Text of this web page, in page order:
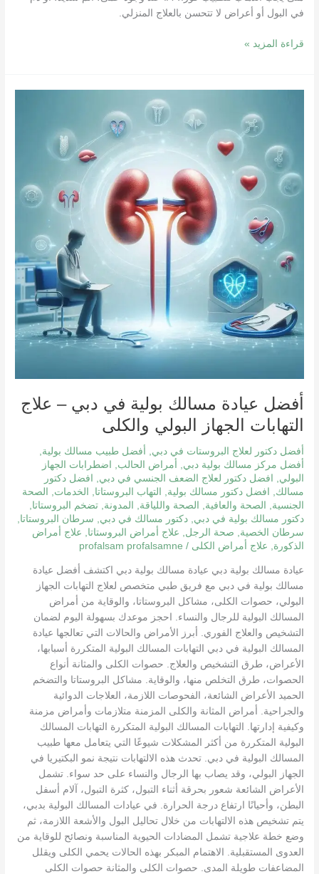
في البول أو أعراض لا تتحسن بالعلاج المنزلي.
قراءة المزيد »
أفضل عيادة مسالك بولية في دبي – علاج
التهابات الجهاز البولي والكلى
أفضل دكتور لعلاج البروستات في دبي, أفضل طبيب مسالك بولية,
أفضل مركز مسالك بولية دبي, أمراض الحالب,
اضطرابات الجهاز
البولي, افضل دكتور لعلاج الضعف الجنسي في دبي,
افضل دكتور
مسالك, افضل دكتور مسالك بولية, التهاب البروستاتا, الخدمات,
الصحة
الجنسية, الصحة والعافية, الصحة واللياقة, المدونة,تضخم البروستاتا,
دكتور مسالك بولية في دبي,دكتور مسالك في دبي, سرطان البروستاتا,
سرطان الخصية, صحة الرجل, علاج أمراض البروستاتا, علاج أمراض
الذكورة, علاج أمراض الكلى /
profalsam profalsamne
عيادة مسالك بولية دبي عيادة مسالك بولية دبي اكتشف أفضل عيادة
مسالك بولية في دبي مع فريق طبي متخصص لعلاج التهابات الجهاز
البولي، حصوات الكلى، مشاكل البروستاتا، والوقاية من أمراض
المسالك البولية للرجال والنساء. احجز موعدك بسهولة اليوم لضمان
التشخيص والعلاج الفوري. أبرز الأمراض والحالات التي تعالجها عيادة
المسالك البولية في دبي التهابات المسالك البولية المتكررة أسبابها،
الأعراض، طرق التشخيص والعلاج. حصوات الكلى والمثانة أنواع
الحصوات، طرق التخلص منها، والوقاية. مشاكل البروستاتا والتضخم
الحميد الأعراض الشائعة، الفحوصات اللازمة، العلاجات الدوائية
والجراحية. أمراض المثانة والكلى المزمنة متلازمات وأمراض مزمنة
وكيفية إدارتها. التهابات المسالك البولية المتكررة التهابات المسالك
البولية المتكررة من أكثر المشكلات شيوعًا التي يتعامل معها طبيب
المسالك البولية في دبي. تحدث هذه الالتهابات نتيجة نمو البكتيريا في
الجهاز البولي، وقد يصاب بها الرجال والنساء على حد سواء. تشمل
الأعراض الشائعة شعور بحرقة أثناء التبول، كثرة التبول، آلام أسفل
البطن، وأحيانًا ارتفاع درجة الحرارة. في عيادات المسالك البولية بدبي،
يتم تشخيص هذه الالتهابات من خلال تحاليل البول والأشعة اللازمة، ثم
وضع خطة علاجية تشمل المضادات الحيوية المناسبة ونصائح للوقاية من
العدوى المستقبلية. الاهتمام المبكر بهذه الحالات يحمي الكلى ويقلل
المضاعفات طويلة المدى. حصوات الكلى والمثانة حصوات الكلى
بولية
دبي
–
التهابات
الجهاز
البولي
والكلى